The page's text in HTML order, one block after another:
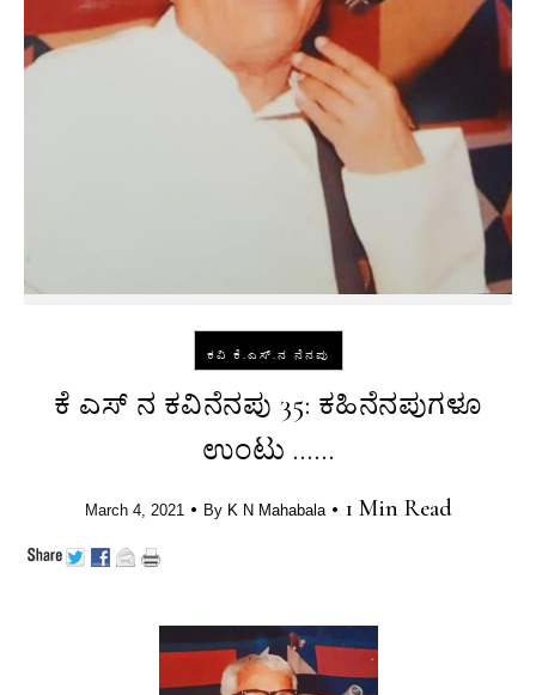
ಕವಿ ಕೆ.ಎಸ್.ನ ನೆನಪು
ಕೆ ಎಸ್‌ ನ ಕವಿನೆನಪು 35: ಕಹಿನೆನಪುಗಳೂ
ಉಂಟು ……
March 4, 2021 • By K N Mahabala • 1 Min Read